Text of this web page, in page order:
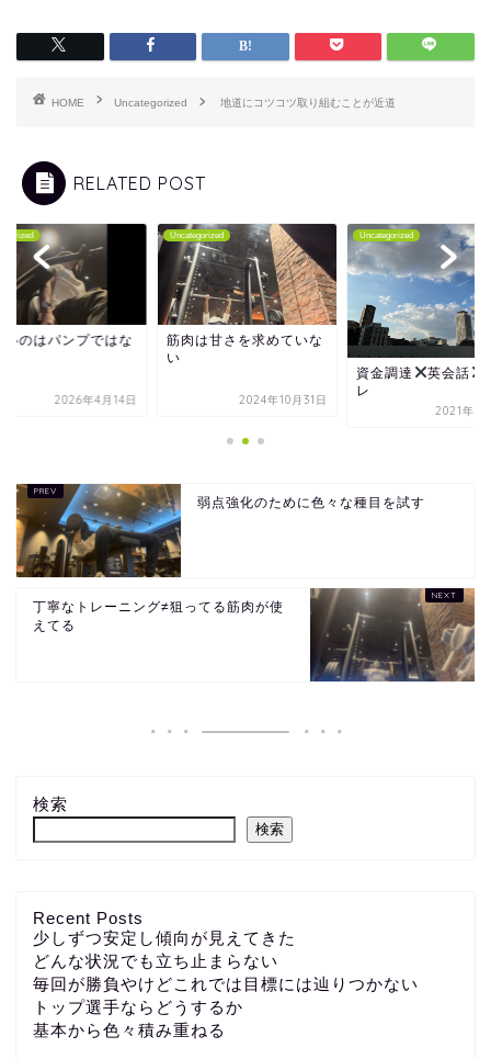
HOME Uncategorized 地道にコツコツ取り組むことが近道
RELATED POST
いのはパンプではな
2026年4月14日
Uncategorized
筋肉は甘さを求めていな
い
2024年10月31日
Uncategorized
資金調達 英会話
レ
2021年10
弱点強化のために色々な種目を試す
丁寧なトレーニング≠狙ってる筋肉が使
えてる
検索
検索
Recent Posts
少しずつ安定し傾向が見えてきた
どんな状況でも立ち止まらない
毎回が勝負やけどこれでは目標には辿りつかない
トップ選手ならどうするか
基本から色々積み重ねる